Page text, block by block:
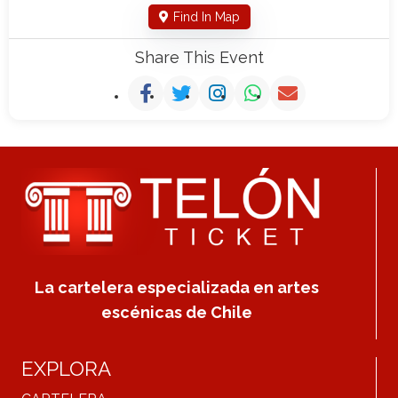
Find In Map
Share This Event
La cartelera especializada en artes
escénicas de Chile
EXPLORA